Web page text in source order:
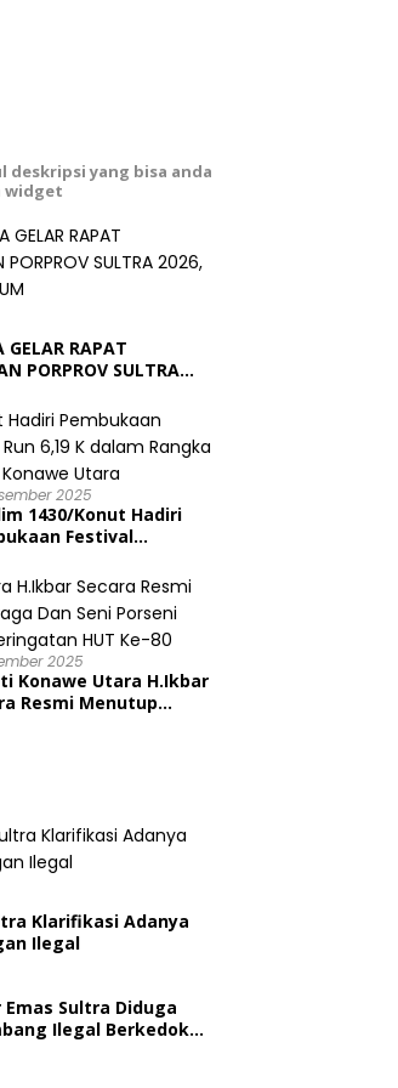
deskripsi yang bisa anda
widget
GELAR RAPAT
PORPROV SULTRA
2025
1430/Konut Hadiri
Festival
Rangka HUT ke-19
Konawe Utara
2025
Konawe Utara H.Ikbar
Resmi Menutup
Klarifikasi Adanya
Ilegal
Emas Sultra Diduga
Ilegal Berkedok